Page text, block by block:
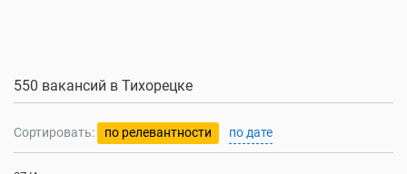
550 вакансий в Тихорецке
Сортировать: по релевантности по дате